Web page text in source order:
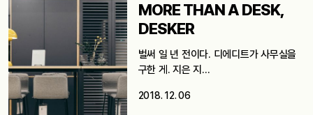
MORE THAN A DESK,
DESKER
벌써 일 년 전이다. 디에디트가 사무실을
구한 게. 지은 지…
2018. 12. 06